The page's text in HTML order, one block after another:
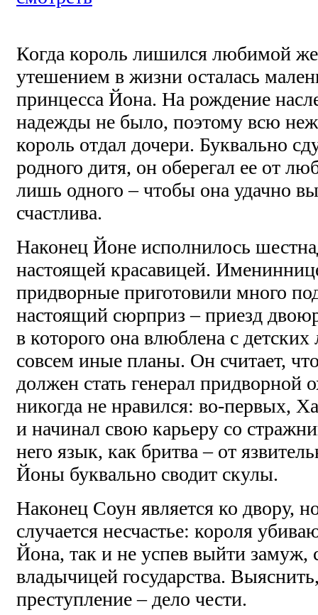
Когда король лишился любимой
утешением в жизни осталась
принцесса Йона. На рождение
надежды не было, поэтому всю
король отдал дочери. Буквально
родного дитя, он оберегал ее от
лишь одного – чтобы она удачно
счастлива.
Наконец Йоне исполнилось
настоящей красавицей.
придворные приготовили много
настоящий сюрприз – приезд
в которого она влюблена с
совсем иные планы. Он считает,
должен стать генерал
никогда не нравился: во-первых,
и начинал свою карьеру со
него язык, как бритва – от
Йоны буквально сводит скулы.
Наконец Соун является ко двору,
случается несчастье: короля
Йона, так и не успев выйти замуж,
владычицей государства.
преступление – дело чести.